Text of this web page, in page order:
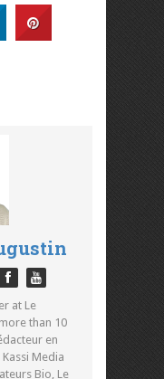
at Le
than 10
en
Media
Bio, Le